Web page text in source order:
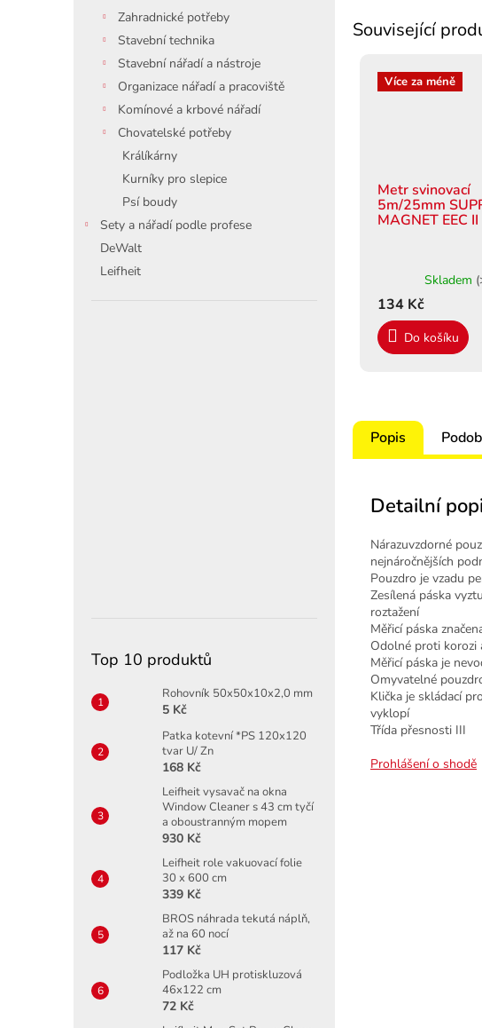
Zahradnické potřeby
Stavební technika
Stavební nářadí a nástroje
Organizace nářadí a pracoviště
Komínové a krbové nářadí
Chovatelské potřeby
Králíkárny
Kurníky pro slepice
Psí boudy
Sety a nářadí podle profese
DeWalt
Leifheit
Top 10 produktů
Rohovník 50x50x10x2,0 mm
5 Kč
Patka kotevní *PS 120x120
tvar U/ Zn
168 Kč
Leifheit vysavač na okna
Window Cleaner s 43 cm tyčí
a oboustranným mopem
930 Kč
Leifheit role vakuovací folie
30 x 600 cm
339 Kč
BROS náhrada tekutá náplň,
až na 60 nocí
117 Kč
Podložka UH protiskluzová
46x122 cm
72 Kč
Související
Více za méně
Metr svinovací
5m/25mm
MAGNET EEC II
Skladem
134 Kč
Do košíku
Popis
Detailní
Nárazuvzdorné
nejnáročnějších
Pouzdro je vzadu
Zesílená páska
roztažení
Měřicí páska
Odolné proti korozi
Měřicí páska je
Omyvatelné
Klička je skládací
vyklopí
Třída přesnosti III
Prohlášení o shodě